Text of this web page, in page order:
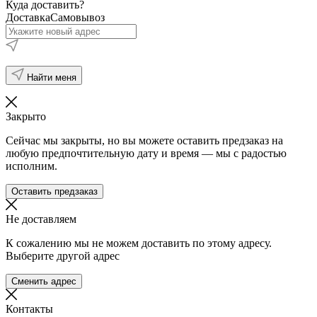
Куда доставить?
ДоставкаСамовывоз
Найти меня
Закрыто
Сейчас мы закрыты, но вы можете оставить предзаказ на
любую предпочтительную дату и время — мы с радостью
исполним.
Оставить предзаказ
Не доставляем
К сожалению мы не можем доставить по этому адресу.
Выберите другой адрес
Сменить адрес
Контакты